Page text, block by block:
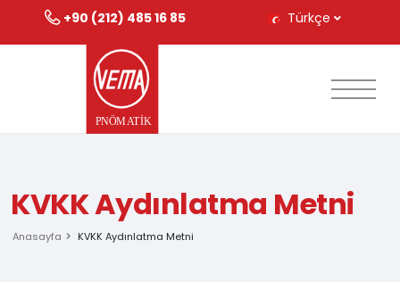
+90 (212) 485 16 85 Türkçe
KVKK Aydınlatma Metni
Anasayfa KVKK Aydınlatma Metni